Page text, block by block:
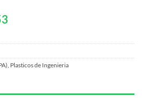
actual
$52.253.
Plasticos de Ingenieria